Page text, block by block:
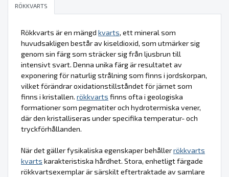
RÖKKVARTS
Rökkvarts är en mängd kvarts, ett mineral som
huvudsakligen består av kiseldioxid, som utmärker sig
genom sin färg som sträcker sig från ljusbrun till
intensivt svart. Denna unika färg är resultatet av
exponering för naturlig strålning som finns i jordskorpan,
vilket förändrar oxidationstillståndet för järnet som
finns i kristallen. rökkvarts finns ofta i geologiska
formationer som pegmatiter och hydrotermiska vener,
där den kristalliseras under specifika temperatur- och
tryckförhållanden.
När det gäller fysikaliska egenskaper behållerrökkvarts
kvarts karakteristiska hårdhet. Stora, enhetligt färgade
rökkvartsexemplar är särskilt eftertraktade av samlare